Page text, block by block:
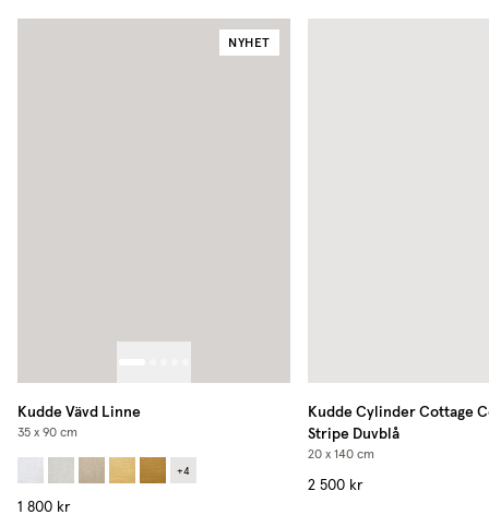
NYHET
Kudde Vävd Linne
35 x 90 cm
+4
1 800 kr
Kudde Cylinder Cottage
Stripe Duvblå
20 x 140 cm
2 500 kr